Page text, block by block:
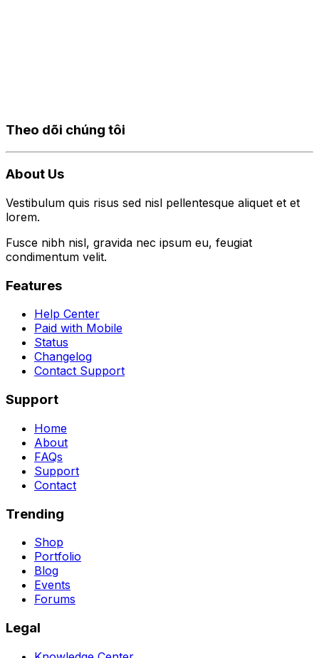
Theo dõi chúng tôi
About Us
Vestibulum quis risus sed nisl pellentesque aliquet et et
lorem.
Fusce nibh nisl, gravida nec ipsum eu, feugiat
condimentum velit.
Features
Help Center
Paid with Mobile
Status
Changelog
Contact Support
Support
Home
About
FAQs
Support
Contact
Trending
Shop
Portfolio
Blog
Events
Forums
Legal